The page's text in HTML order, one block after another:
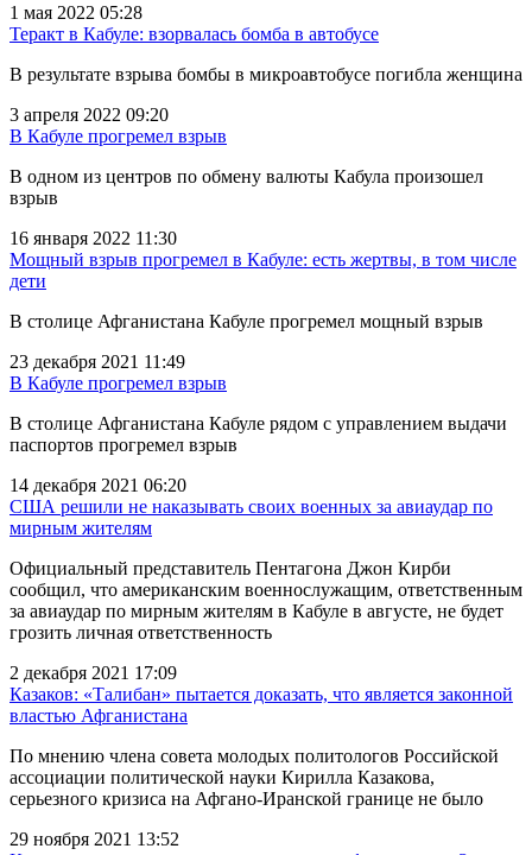
1 мая 2022 05:28
Теракт в Кабуле: взорвалась бомба в автобусе
В результате взрыва бомбы в микроавтобусе погибла женщина
3 апреля 2022 09:20
В Кабуле прогремел взрыв
В одном из центров по обмену валюты Кабула произошел
взрыв
16 января 2022 11:30
Мощный взрыв прогремел в Кабуле: есть жертвы, в том числе
дети
В столице Афганистана Кабуле прогремел мощный взрыв
23 декабря 2021 11:49
В Кабуле прогремел взрыв
В столице Афганистана Кабуле рядом с управлением выдачи
паспортов прогремел взрыв
14 декабря 2021 06:20
США решили не наказывать своих военных за авиаудар по
мирным жителям
Официальный представитель Пентагона Джон Кирби
сообщил, что американским военнослужащим, ответственным
за авиаудар по мирным жителям в Кабуле в августе, не будет
грозить личная ответственность
2 декабря 2021 17:09
Казаков: «Талибан» пытается доказать, что является законной
властью Афганистана
По мнению члена совета молодых политологов Российской
ассоциации политической науки Кирилла Казакова,
серьезного кризиса на Афгано-Иранской границе не было
29 ноября 2021 13:52